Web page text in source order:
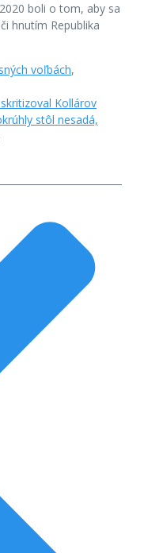
boli o tom, aby sa
hnutím Republika
voľbách,
Kollárov
stôl nesadá,